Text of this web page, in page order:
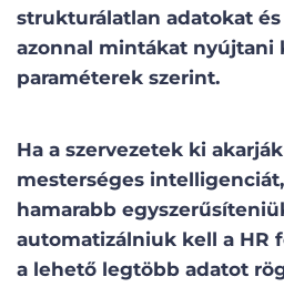
strukturálatlan adatokat
azonnal mintákat nyújtani
paraméterek szerint.
Ha a szervezetek ki
mesterséges
hamarabb
automatizálniuk kell a HR
a lehető legtöbb adatot